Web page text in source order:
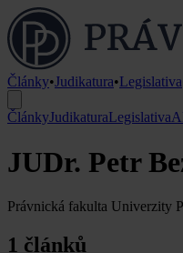
Články•Judikatura•Legislativa
ČlánkyJudikaturaLegislativa
JUDr. Petr
Právnická fakulta Univerzity
1 článků